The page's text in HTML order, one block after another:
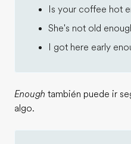
Is your coffee hot
She's not old
I got here early
Enough también puede ir
algo.